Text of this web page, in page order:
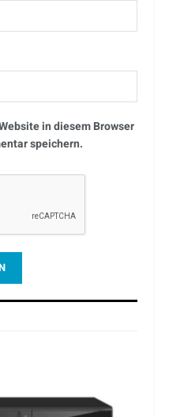
in diesem Browser
speichern.